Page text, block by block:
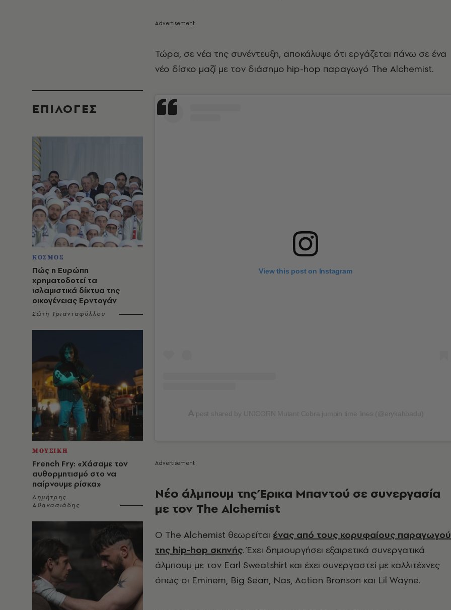
EΠΙΛΟΓΈΣ
ΚΟΣΜΟΣ
Πώς η Ευρώπη
χρηματοδοτεί τα
ισλαμιστικά δίκτυα της
οικογένειας Ερντογάν
Σώτη Τριανταφύλλου
ΜΟΥΣΙΚΗ
French Fry: «Χάσαμε τον
αυθορμητισμό στο να
παίρνουμε ρίσκα»
Δημήτρης
Αθανασιάδης
Τώρα, σε νέα της συνέντευξη, αποκάλυψε ότι εργάζεται πάνω σε ένα
νέο δίσκο μαζί με τον διάσημο hip-hop παραγωγό The Alchemist.
View this post on Instagram
Νέο άλμπουμ της Έρικα Μπαντού σε συνεργασία
με τον The Alchemist
Ο The Alchemist θεωρείται ένας από τους κορυφαίους
της hip-hop σκηνής. Έχει δημιουργήσει εξαιρετικά συνεργατικά
άλμπουμ με τον Earl Sweatshirt και έχει συνεργαστεί με καλλιτέχνες
όπως οι Eminem, Big Sean, Nas, Action Bronson και Lil Wayne.